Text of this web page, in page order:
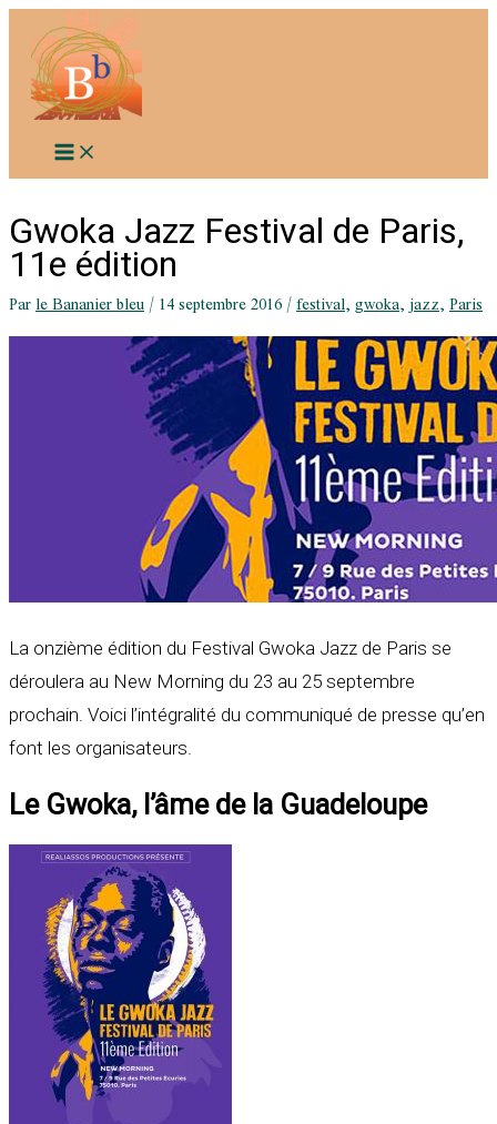
contenu
Gwoka Jazz Festival de Paris,
11e édition
Parle Bananier bleu/14 septembre 2016/festival,gwoka,jazz,Paris
La onzième édition du Festival Gwoka Jazz de Paris se
déroulera au New Morning du 23 au 25 septembre
prochain. Voici l’intégralité du communiqué de presse qu’en
font les organisateurs.
Le Gwoka, l’âme de la Guadeloupe